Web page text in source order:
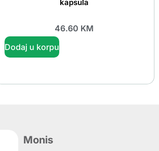
kapsula
46.60 KM
Dodaj u korpu
Monis